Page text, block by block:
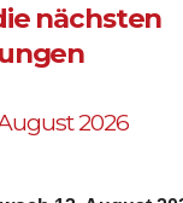
nächsten
2026